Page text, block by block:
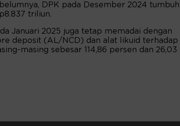
DPK pada Desember 2024 tumbuh
triliun.
Januari 2025 juga tetap memadai dengan
deposit (AL/NCD) dan alat likuid terhadap
masing sebesar 114,86 persen dan 26,03